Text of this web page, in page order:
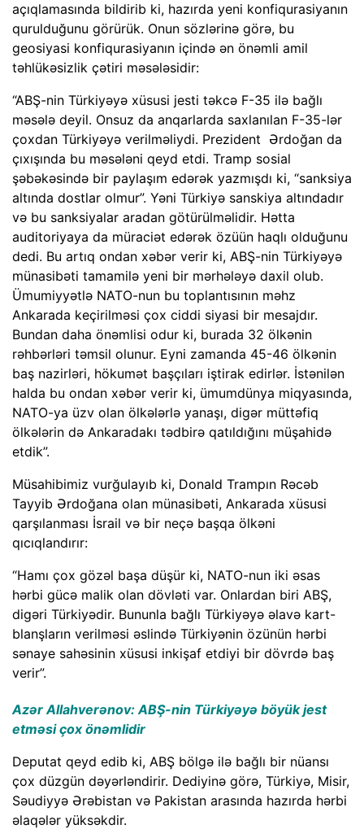
açıqlamasında bildirib ki, hazırda yeni konfiqurasiyanın
qurulduğunu görürük. Onun sözlərinə görə, bu
geosiyasi konfiqurasiyanın içində ən önəmli amil
təhlükəsizlik çətiri məsələsidir:
“ABŞ-nin Türkiyəyə xüsusi jesti təkcə F-35 ilə bağlı
məsələ deyil. Onsuz da anqarlarda saxlanılan F-35-lər
çoxdan Türkiyəyə verilməliydi. Prezident Ərdoğan da
çıxışında bu məsələni qeyd etdi. Tramp sosial
şəbəkəsində bir paylaşım edərək yazmışdı ki, “sanksiya
altında dostlar olmur”. Yəni Türkiyə sanskiya altındadır
və bu sanksiyalar aradan götürülməlidir. Hətta
auditoriyaya da müraciət edərək özüün haqlı olduğunu
dedi. Bu artıq ondan xəbər verir ki, ABŞ-nin Türkiyəyə
münasibəti tamamilə yeni bir mərhələyə daxil olub.
Ümumiyyətlə NATO-nun bu toplantısının məhz
Ankarada keçirilməsi çox ciddi siyasi bir mesajdır.
Bundan daha önəmlisi odur ki, burada 32 ölkənin
rəhbərləri təmsil olunur. Eyni zamanda 45-46 ölkənin
baş nazirləri, hökumət başçıları iştirak edirlər. İstənilən
halda bu ondan xəbər verir ki, ümumdünya miqyasında,
NATO-ya üzv olan ölkələrlə yanaşı, digər müttəfiq
ölkələrin də Ankaradakı tədbirə qatıldığını müşahidə
etdik”.
Müsahibimiz vurğulayıb ki, Donald Trampın Rəcəb
Tayyib Ərdoğana olan münasibəti, Ankarada xüsusi
qarşılanması İsrail və bir neçə başqa ölkəni
qıcıqlandırır:
“Hamı çox gözəl başa düşür ki, NATO-nun iki əsas
hərbi gücə malik olan dövləti var. Onlardan biri ABŞ,
digəri Türkiyədir. Bununla bağlı Türkiyəyə əlavə kart-
blanşların verilməsi əslində Türkiyənin özünün hərbi
sənaye sahəsinin xüsusi inkişaf etdiyi bir dövrdə baş
verir”.
Azər Allahverənov: ABŞ-nin Türkiyəyə böyük jest
etməsi çox önəmlidir
Deputat qeyd edib ki, ABŞ bölgə ilə bağlı bir nüansı
çox düzgün dəyərləndirir. Dediyinə görə, Türkiyə, Misir,
Səudiyyə Ərəbistan və Pakistan arasında hazırda hərbi
əlaqələr yüksəkdir.